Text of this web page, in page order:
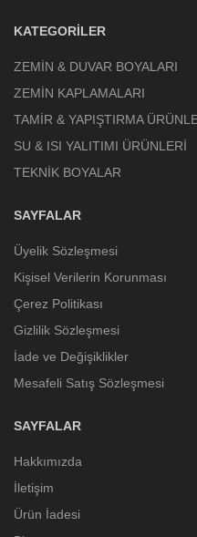
KATEGORILER
ZEMİN & DUVAR BOYALARI
ZEMİN KAPLAMALARI
TAMİR & YAPIŞTIRMA
SU & ISI YALITIMI ÜRÜNLERİ
TEKNİK BOYALAR
SAYFALAR
Üyelik Sözleşmesi
Kişisel Verilerin Korunması
Çerez Politikası
Gizlilik Sözleşmesi
İade ve Değişiklikler
Mesafeli Satış Sözleşmesi
SAYFALAR
Hakkımızda
İletişim
Ürün İadesi